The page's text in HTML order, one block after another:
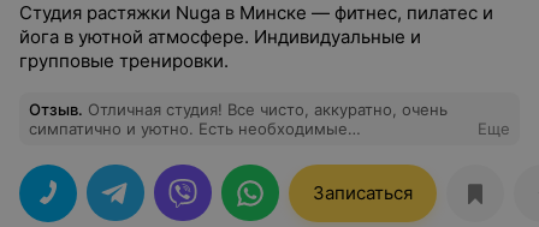
Студия растяжки Nuga в Минске — фитнес, пилатес и
йога в уютной атмосфере. Индивидуальные и
групповые тренировки.
Отзыв. Отличная студия! Все чисто, аккуратно, очень
симпатично и уютно. Есть необходимые
сухого шампуня, различных средств гигиены. После
тренировки можно выпить чаю с полезными
вкусняшками. Хожу сюда с огромным удовольствием с
Еще
Записаться